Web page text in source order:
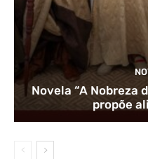
Novela “A Nobreza
propõe